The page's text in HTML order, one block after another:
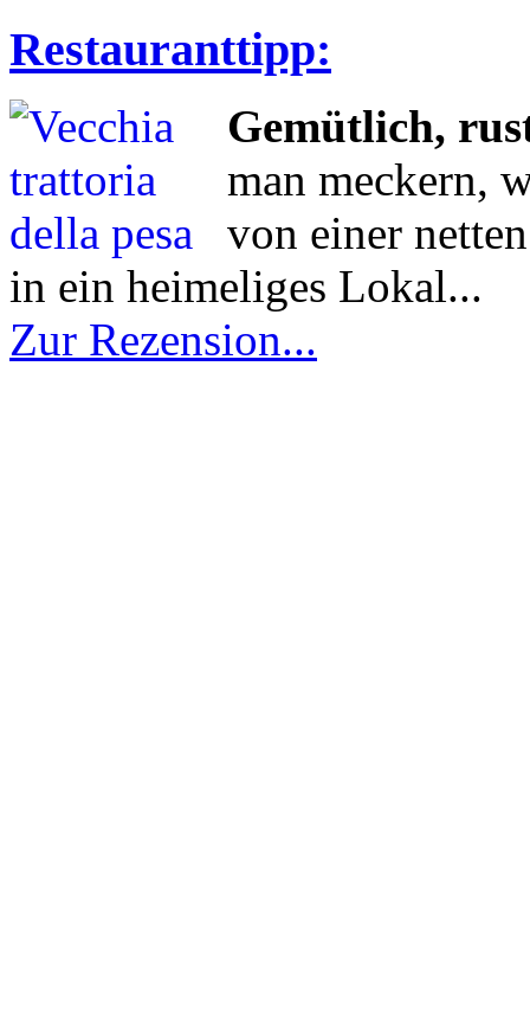
Restauranttipp:
Gemütlich,
man meckern,
von einer
in ein heimeliges Lokal...
Zur Rezension...